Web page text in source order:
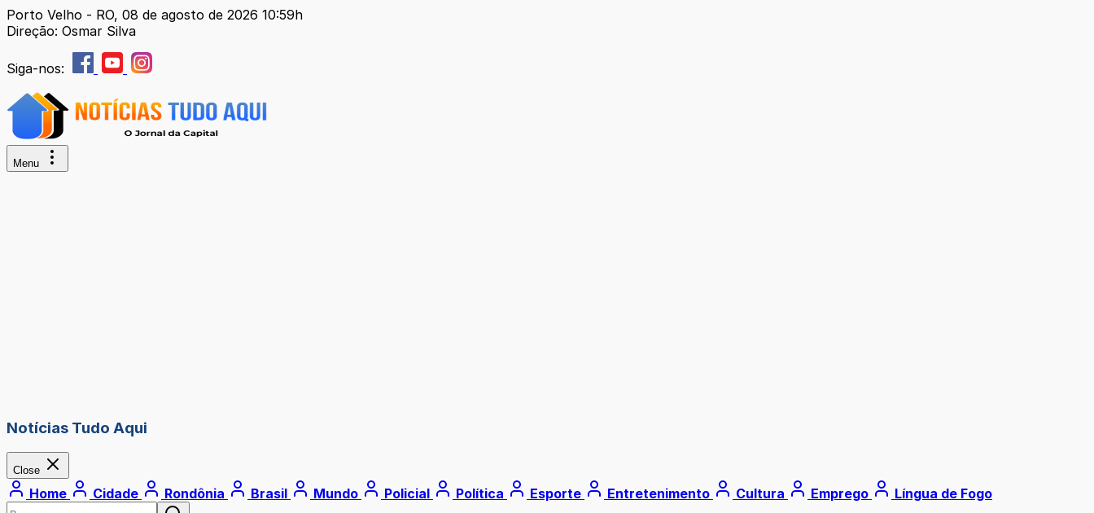
Porto Velho - RO, 08 de agosto de 2026 10:59h
Direção: Osmar Silva
Siga-nos:
Menu
Notícias Tudo Aqui
Close
Home Cidade Rondônia Brasil Mundo Policial Política Esporte Entretenimento Cultura Emprego Língua de Fogo